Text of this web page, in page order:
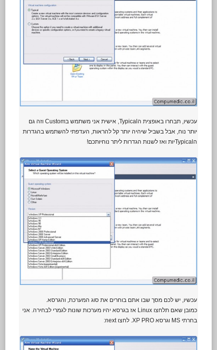
עכשיו, תבחרו באופצית הTypical, אישית אני משתמש בCustom וזה גם
יותר נוח, אבל בשביל שיהיה יותר קל להראות, העדפתי להשתמש בהגדרות
הTypicalיות ואז לשנות הגדרות ליתר נוחיותכם!
עכשיו, יש לכם מסך שבו אתם בוחרים את סוג המערכת, והגרסא.
כמובן שאם תלחצו Linux אז בגרסא יהיו מערכות שונות לגמרי לבחירה. אני
בחרתי MS וגרסא XP PRO. לחצו next: